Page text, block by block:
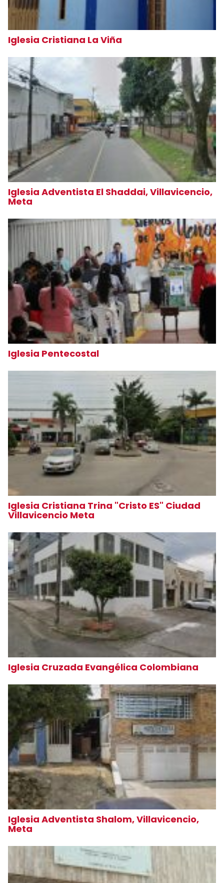
Iglesia Cristiana La Viña
Iglesia Adventista El Shaddai, Villavicencio,
Meta
Iglesia Pentecostal
Iglesia Cristiana Trina "Cristo ES" Ciudad
Villavicencio Meta
Iglesia Cruzada Evangélica Colombiana
Iglesia Adventista Shalom, Villavicencio,
Meta